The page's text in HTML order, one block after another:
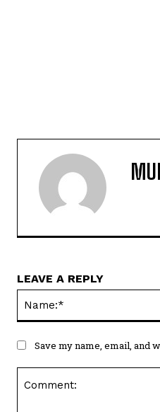
LEAVE A REPLY
Save my name, email, and